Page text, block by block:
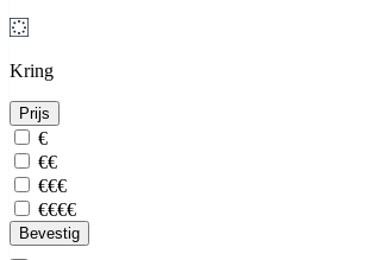
Kring
Prijs
€
€€
€€€
€€€€
Bevestig